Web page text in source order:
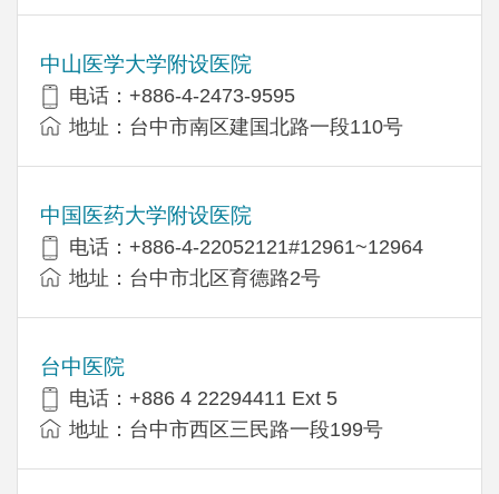
中山医学大学附设医院
电话：+886-4-2473-9595
地址：台中市南区建国北路一段110号
中国医药大学附设医院
电话：+886-4-22052121#12961~12964
地址：台中市北区育德路2号
台中医院
电话：+886 4 22294411 Ext 5
地址：台中市西区三民路一段199号